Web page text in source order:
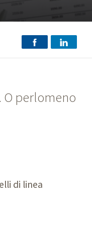
perlomeno
di linea